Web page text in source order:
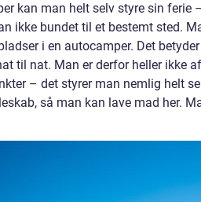
kan man helt selv styre sin
ikke bundet til et bestemt sted.
i en autocamper. Det
til nat. Man er derfor heller ikke
– det styrer man nemlig helt
så man kan lave mad her.